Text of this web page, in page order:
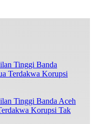
Tinggi Banda Aceh
Korupsi Tak